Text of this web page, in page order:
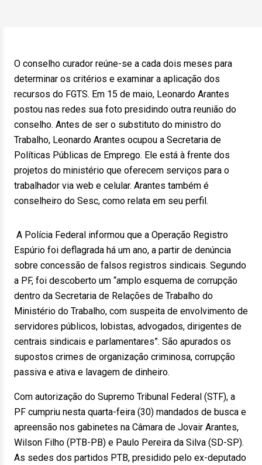
O conselho curador reúne-se a cada dois meses para
determinar os critérios e examinar a aplicação dos
recursos do FGTS. Em 15 de maio, Leonardo Arantes
postou nas redes sua foto presidindo outra reunião do
conselho. Antes de ser o substituto do ministro do
Trabalho, Leonardo Arantes ocupou a Secretaria de
Políticas Públicas de Emprego. Ele está à frente dos
projetos do ministério que oferecem serviços para o
trabalhador via web e celular. Arantes também é
conselheiro do Sesc, como relata em seu perfil.
A Polícia Federal informou que a Operação Registro
Espúrio foi deflagrada há um ano, a partir de denúncia
sobre concessão de falsos registros sindicais. Segundo
a PF, foi descoberto um “amplo esquema de corrupção
dentro da Secretaria de Relações de Trabalho do
Ministério do Trabalho, com suspeita de envolvimento de
servidores públicos, lobistas, advogados, dirigentes de
centrais sindicais e parlamentares”. São apurados os
supostos crimes de organização criminosa, corrupção
passiva e ativa e lavagem de dinheiro.
Com autorização do Supremo Tribunal Federal (STF), a
PF cumpriu nesta quarta-feira (30) mandados de busca e
apreensão nos gabinetes na Câmara de Jovair Arantes,
Wilson Filho (PTB-PB) e Paulo Pereira da Silva (SD-SP).
As sedes dos partidos PTB, presidido pelo ex-deputado